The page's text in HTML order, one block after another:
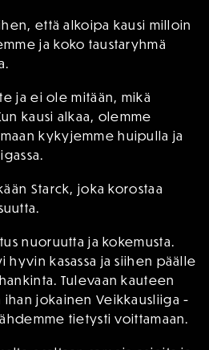
että alkoipa kausi milloin
ja koko taustaryhmä
ja ei ole mitään, mikä
kausi alkaa, olemme
kykyjemme huipulla ja
Starck, joka korostaa
nuoruutta ja kokemusta.
hyvin kasassa ja siihen päälle
Tulevaan kauteen
ihan jokainen Veikkausliiga -
tietysti voittamaan.